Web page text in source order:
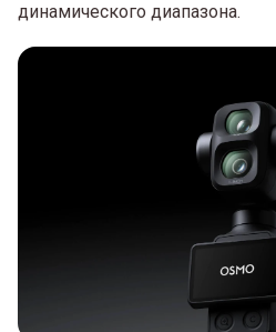
динамического диапазона.